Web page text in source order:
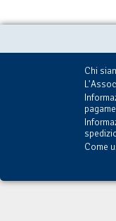
Chi
Come